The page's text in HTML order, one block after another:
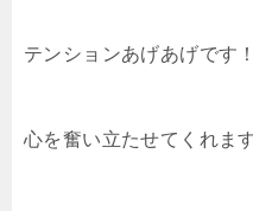
テンションあげあげです！
心を奮い立たせてくれます